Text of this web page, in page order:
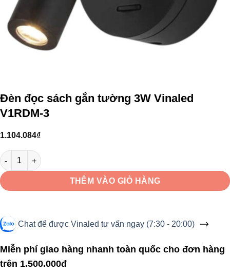
Đèn đọc sách gắn tường 3W Vinaled
V1RDM-3
1.104.084₫
Đèn đọc sách gắn tường 3W Vinaled V1RDM-3 số lượng
THÊM VÀO GIỎ HÀNG
Chat để được Vinaled tư vấn ngay (7:30 - 20:00)
Miễn phí giao hàng nhanh toàn quốc cho đơn hàng
trên 1.500.000đ